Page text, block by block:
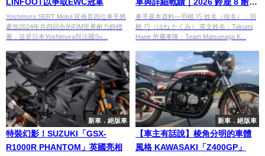
Yoshimura SERT Motul 宣佈其四位車手將
參加2024年共四回合的FIM世界耐力錦標
賽，這是日本Yoshimura與法國Su...
全日本賽事
車手基本資料—羽根 巧 姓名（假名）：羽
根 巧（はね たくみ） 英文姓名：Takumi
Hane 所屬車隊：Team Matsunaga K...
新車．絕版車
特裝幻影！SUZUKI「GSX-
R1000R PHANTOM」英國亮相
新車．絕版車
【車主有話說】棱角分明的車體
風格 KAWASAKI「Z400GP」